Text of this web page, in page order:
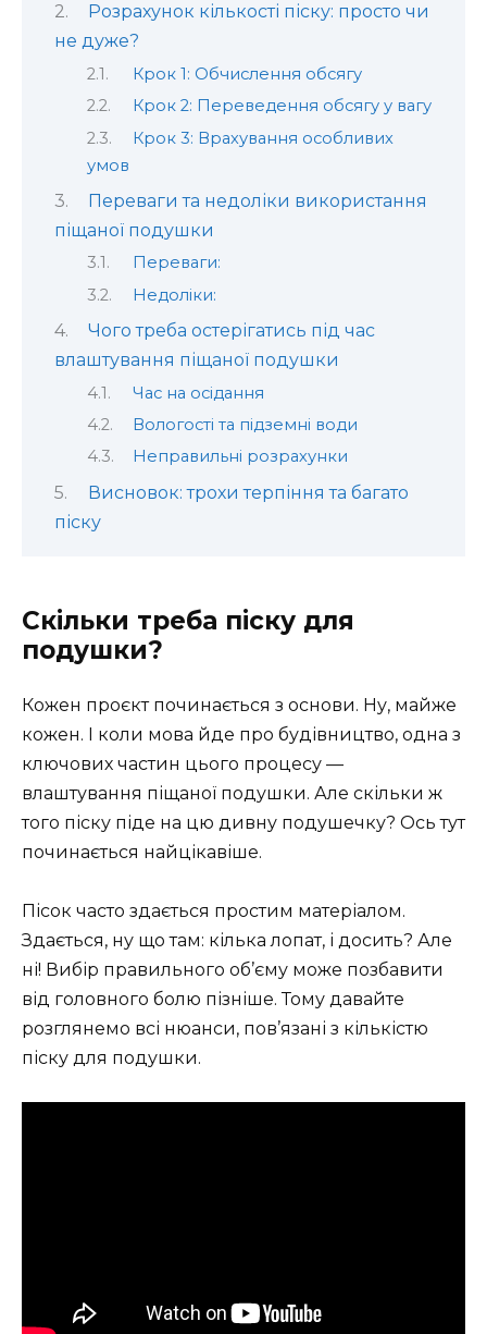
Розрахунок кількості піску: просто чи
не дуже?
Крок 1: Обчислення обсягу
Крок 2: Переведення обсягу у вагу
Крок 3: Врахування особливих
умов
Переваги та недоліки використання
піщаної подушки
Переваги:
Недоліки:
Чого треба остерігатись під час
влаштування піщаної подушки
Час на осідання
Вологості та підземні води
Неправильні розрахунки
Висновок: трохи терпіння та багато
піску
Скільки треба піску для
подушки?
Кожен проєкт починається з основи. Ну, майже
кожен. І коли мова йде про будівництво, одна з
ключових частин цього процесу —
влаштування піщаної подушки. Але скільки ж
того піску піде на цю дивну подушечку? Ось тут
починається найцікавіше.
Пісок часто здається простим матеріалом.
Здається, ну що там: кілька лопат, і досить? Але
ні! Вибір правильного об’єму може позбавити
від головного болю пізніше. Тому давайте
розглянемо всі нюанси, пов’язані з кількістю
піску для подушки.